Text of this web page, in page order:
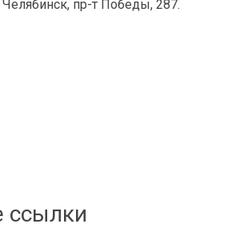
Челябинск, пр-т Победы, 287.
ссылки